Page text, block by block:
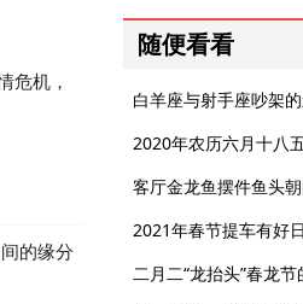
危机，
的缘分
随便看看
白羊座与射手座吵架
2020年农历六月十八
客厅金龙鱼摆件鱼头